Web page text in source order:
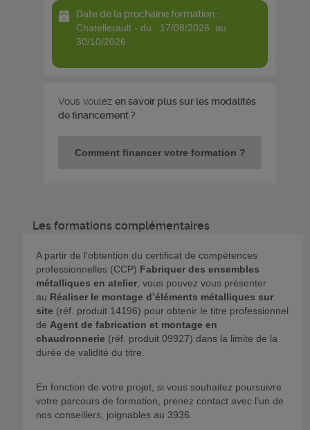
Date de la prochaine formation :
chatellerault - du 17/08/2026 au
30/10/2026
Vous voulez en savoir plus sur les modalités
de financement ?
Comment financer votre formation ?
Les formations complémentaires
A partir de l'obtention du certificat de compétences
professionnelles (CCP) Fabriquer des ensembles
métalliques en atelier, vous pouvez vous présenter
au Réaliser le montage d’éléments métalliques sur
site (réf. produit 14196) pour obtenir le titre professionnel
de Agent de fabrication et montage en
chaudronnerie (réf. produit 09927) dans la limite de la
durée de validité du titre.
En fonction de votre projet, si vous souhaitez poursuivre
votre parcours de formation, prenez contact avec l’un de
nos conseillers, joignables au 3936.